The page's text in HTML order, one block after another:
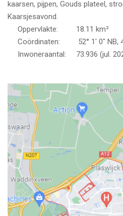
kaarsen, pijpen, Gouds plateel,
Kaarsjesavond.
Oppervlakte: 18.11 km²
Coördinaten: 52° 1′ 0″ NB, 4°
Inwoneraantal: 73.936 (jul.